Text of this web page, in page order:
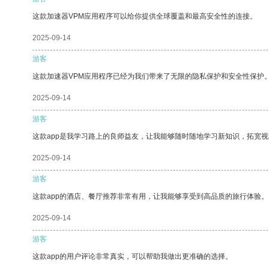
这款加速器VPM应用程序可以给你提供全球覆盖和最高安全性的连接。
2025-09-14
游客
这款加速器VPM应用程序已经为我们带来了无限的隐私保护和安全性保护
2025-09-14
游客
这款app是我学习路上的良师益友，让我能够随时随地学习新知识，拓宽
2025-09-14
游客
这款app的酒店、餐厅推荐非常有用，让我能够享受到高品质的旅行体验。
2025-09-14
游客
这款app的用户评论非常真实，可以帮助我做出更准确的选择。